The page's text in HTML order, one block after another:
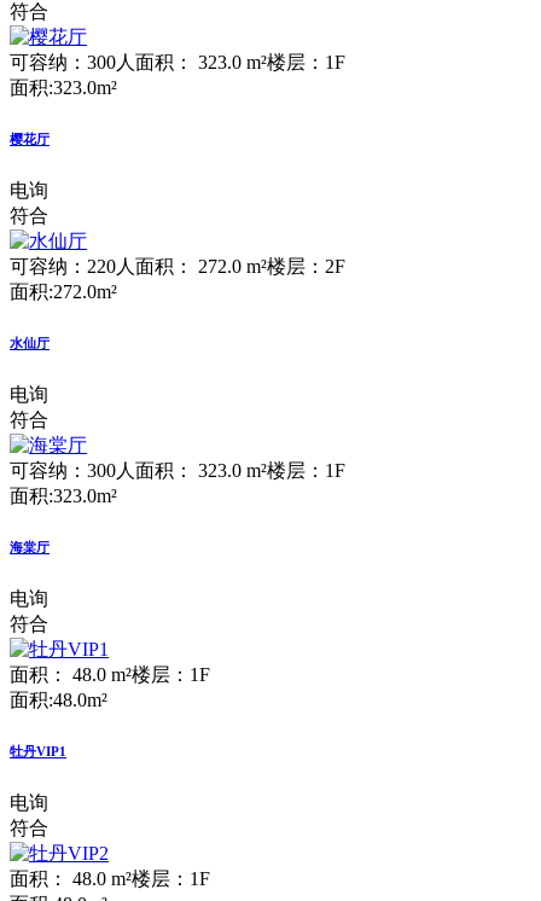
符合
可容纳：300人 面积： 323.0 m²楼层：1F
面积:323.0m²
樱花厅
电询
符合
可容纳：220人 面积： 272.0 m²楼层：2F
面积:272.0m²
水仙厅
电询
符合
可容纳：300人 面积： 323.0 m²楼层：1F
面积:323.0m²
海棠厅
电询
符合
面积： 48.0 m²楼层：1F
面积:48.0m²
牡丹VIP1
电询
符合
面积： 48.0 m²楼层：1F